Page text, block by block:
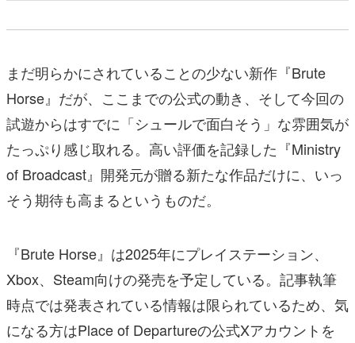
まだ明らかにされていることの少ない新作『Brute
Horse』だが、ここまでの公式の動き、そして今回の
試遊からはすでに「シュールで面白そう」な雰囲気が
たっぷり感じ取れる。高い評価を記録した『Ministry
of Broadcast』開発元が贈る新たな作品だけに、いっ
そう期待も高まるというものだ。
『Brute Horse』は2025年にプレイステーション、
Xbox、Steam向けの発売を予定している。記事執筆
時点では発表されている情報は限られているため、気
になる方はPlace of Departureの公式Xアカウントを